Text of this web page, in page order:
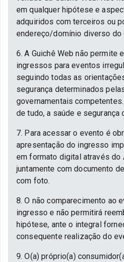
em qualquer hipótese e
adquiridos com terceiros ou
endereço/domínio diverso do
6. A Guichê Web não permite
ingressos para eventos
seguindo todas as
segurança determinados
governamentais
de tudo, a saúde e segurança
7. Para acessar o evento é
apresentação do ingresso
em formato digital através do
juntamente com documento
com foto.
8. O não comparecimento ao
ingresso e não permitirá
hipótese, ante o integral
consequente realização do
9. O(a) próprio(a)